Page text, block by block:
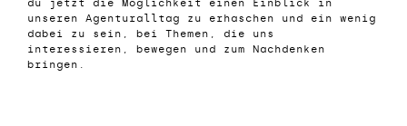
du jetzt die Möglichkeit einen Einblick in
unseren Agenturalltag zu erhaschen und ein wenig
dabei zu sein, bei Themen, die uns
interessieren, bewegen und zum Nachdenken
bringen.